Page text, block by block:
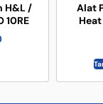
H&L /
10RE
Alat